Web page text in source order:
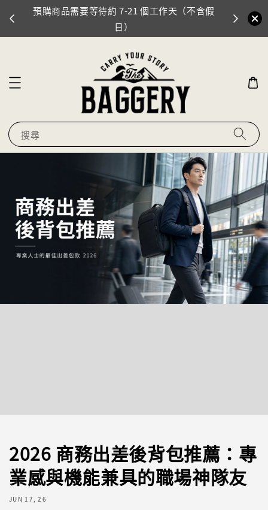
預購商品需要等待約 7-21 個工作天（不含假
日）
門市地
搜尋
2026 商務出差後背包推薦：專
業感與機能兼具的職場神隊友
JUN 17, 26